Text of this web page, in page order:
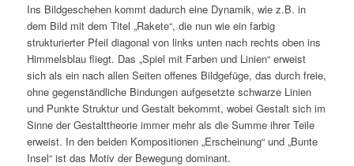
Ins Bildgeschehen kommt dadurch eine Dynamik, wie z.B. in
dem Bild mit dem Titel „Rakete“, die nun wie ein farbig
strukturierter Pfeil diagonal von links unten nach rechts oben ins
Himmelsblau fliegt. Das „Spiel mit Farben und Linien“ erweist
sich als ein nach allen Seiten offenes Bildgefüge, das durch freie,
ohne gegenständliche Bindungen aufgesetzte schwarze Linien
und Punkte Struktur und Gestalt bekommt, wobei Gestalt sich im
Sinne der Gestalttheorie immer mehr als die Summe ihrer Teile
erweist. In den beiden Kompositionen „Erscheinung“ und „Bunte
Insel“ ist das Motiv der Bewegung dominant.